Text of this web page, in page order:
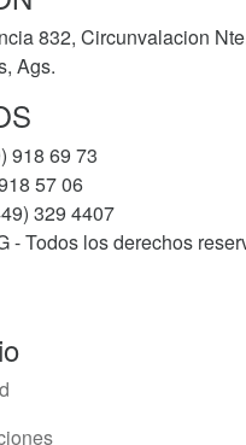
832, Circunvalacion
Ags.
918 69 73
57 06
329 4407
- Todos los derechos